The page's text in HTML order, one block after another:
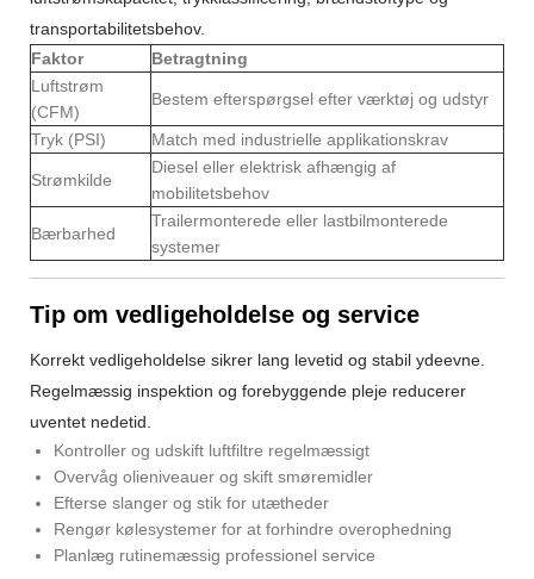
transportabilitetsbehov.
Faktor
Betragtning
Luftstrøm
(CFM)
Bestem efterspørgsel efter værktøj og udstyr
Tryk (PSI) Match med industrielle applikationskrav
Strømkilde
Diesel eller elektrisk afhængig af
mobilitetsbehov
Bærbarhed
Trailermonterede eller lastbilmonterede
systemer
Tip om vedligeholdelse og service
Korrekt vedligeholdelse sikrer lang levetid og stabil ydeevne.
Regelmæssig inspektion og forebyggende pleje reducerer
uventet nedetid.
Kontroller og udskift luftfiltre regelmæssigt
Overvåg olieniveauer og skift smøremidler
Efterse slanger og stik for utætheder
Rengør kølesystemer for at forhindre overophedning
Planlæg rutinemæssig professionel service